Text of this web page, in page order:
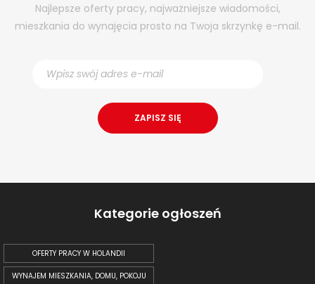
Najlepsze oferty pracy, najważniejsze wiadomości,
mieszkania do wynajęcia prosto na Twoja skrzynkę e-mail.
Kategorie ogłoszeń
OFERTY PRACY W HOLANDII
WYNAJEM MIESZKANIA, DOMU, POKOJU